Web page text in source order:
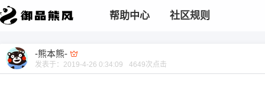
帮助中心 社区规则
-熊本熊-
发表于： 2019-4-26 0:34:09 4649次点击